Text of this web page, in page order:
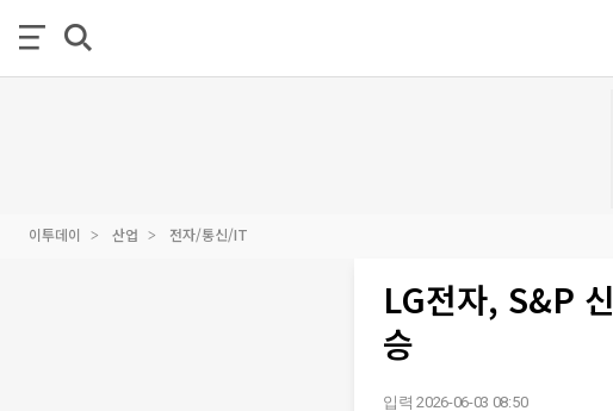
이투데이 산업 전자/통신/IT
LG전자, S&P
승
입력 2026-06-03 08:50